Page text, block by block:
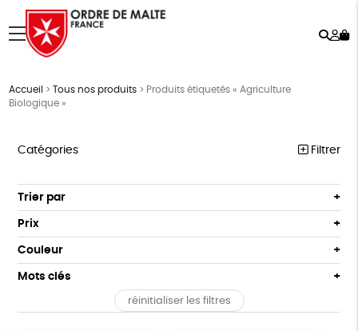
menu
Accueil >Tous nos produits > Produits étiquetés « Agriculture
Biologique »
Catégories Filtrer
NOTRE COLLECTION
ACCESSOIRES
MAISON
BIEN-ÊTRE
ÉPICERIE
Trier par
Par défaut
Popularité
Prix : du - cher au + cher
Prix : du + cher au - cher
Prix
Tous
0 € - 50 €
Couleur
Blanc Pur
violet
Mots clés
Fabriqué en France Agriculture Biologique
réinitialiser les filtres